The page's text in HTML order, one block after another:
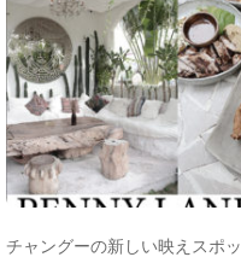
チャングーの新しい映えスポ